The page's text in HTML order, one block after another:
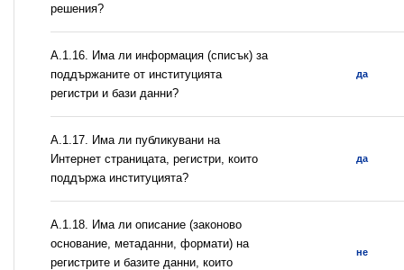
решения?
А.1.16. Има ли информация (списък) за
поддържаните от институцията
регистри и бази данни?
да
А.1.17. Има ли публикувани на
Интернет страницата, регистри, които
поддържа институцията?
да
А.1.18. Има ли описание (законово
основание, метаданни, формати) на
регистрите и базите данни, които
не